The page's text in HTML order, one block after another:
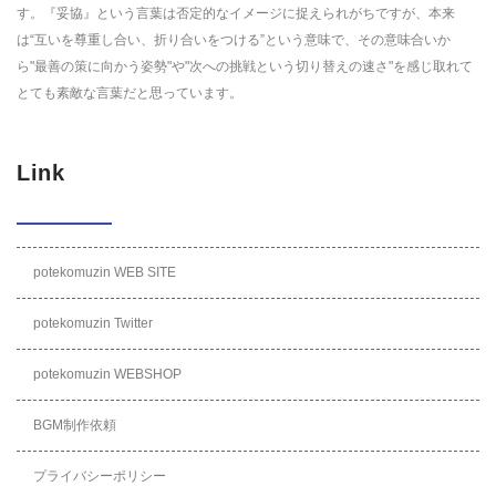
す。『妥協』という言葉は否定的なイメージに捉えられがちですが、本来
は“互いを尊重し合い、折り合いをつける”という意味で、その意味合いか
ら"最善の策に向かう姿勢"や"次への挑戦という切り替えの速さ"を感じ取れて
とても素敵な言葉だと思っています。
Link
potekomuzin WEB SITE
potekomuzin Twitter
potekomuzin WEBSHOP
BGM制作依頼
プライバシーポリシー